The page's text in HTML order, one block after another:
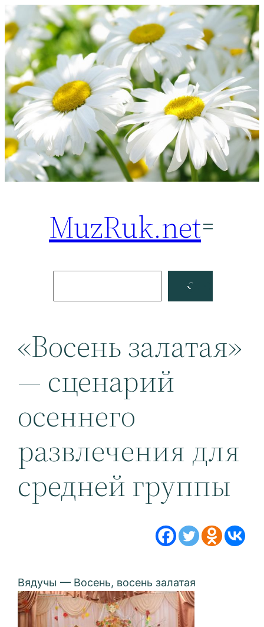
Перейти
к
содержимому
MuzRuk.net
Facebook
«Восень залатая»
— сценарий
осеннего
развлечения для
средней группы
Вядучы — Восень, восень залатая